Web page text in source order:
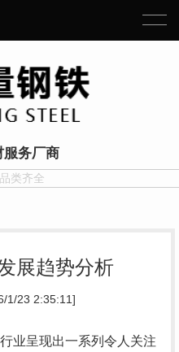
服务厂商
类齐全
展趋势分析
1/23 2:35:11]
业呈现出一系列令人关注